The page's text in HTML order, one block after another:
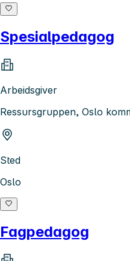
Spesialpedagog
Arbeidsgiver
Ressursgruppen, Oslo
Sted
Oslo
Fagpedagog